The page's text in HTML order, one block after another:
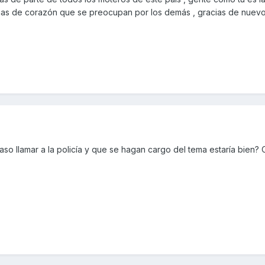
de corazón que se preocupan por los demás , gracias de nuevo
llamar a la policía y que se hagan cargo del tema estaría bien?